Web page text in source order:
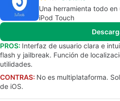
Una herramienta todo
iPod Touch
PROS: Interfaz de usuario clara e
flash y jailbreak. Función de
utilidades.
CONTRAS: No es multiplataforma.
de iOS.